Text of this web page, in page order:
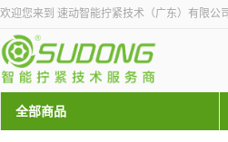
欢迎您来到 速动智能拧紧技术（广东）有限公
全部商品